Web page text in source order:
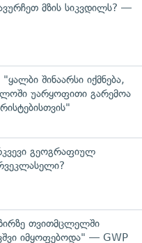
მზის სიკვდილს? —
შინაარსი იქმნება,
უარყოფითი გარემოა
გეოგრაფიულ
თვითმცლელში
იმყოფებოდა" — GWP